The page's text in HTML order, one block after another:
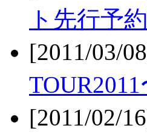
ト先行予
[2011/03/
[2011/02/